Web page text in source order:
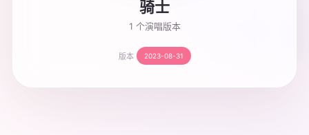
骑士
1 个演唱版本
版本 2023-08-31